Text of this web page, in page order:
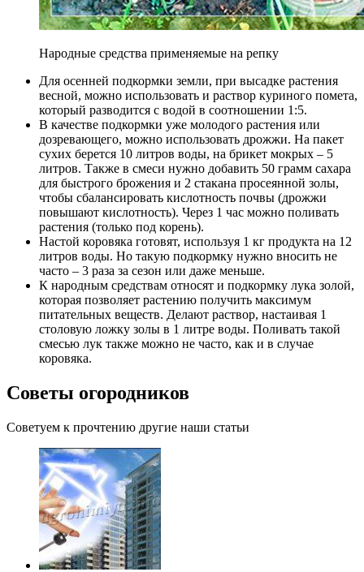
Народные средства применяемые на репку
Для осенней подкормки земли, при высадке растения
весной, можно использовать и раствор куриного помета,
который разводится с водой в соотношении 1:5.
В качестве подкормки уже молодого растения или
дозревающего, можно использовать дрожжи. На пакет
сухих берется 10 литров воды, на брикет мокрых – 5
литров. Также в смеси нужно добавить 50 грамм сахара
для быстрого брожения и 2 стакана просеянной золы,
чтобы сбалансировать кислотность почвы (дрожжи
повышают кислотность). Через 1 час можно поливать
растения (только под корень).
Настой коровяка готовят, используя 1 кг продукта на 12
литров воды. Но такую подкормку нужно вносить не
часто – 3 раза за сезон или даже меньше.
К народным средствам относят и подкормку лука золой,
которая позволяет растению получить максимум
питательных веществ. Делают раствор, настаивая 1
столовую ложку золы в 1 литре воды. Поливать такой
смесью лук также можно не часто, как и в случае
коровяка.
Советы огородников
Советуем к прочтению другие наши статьи